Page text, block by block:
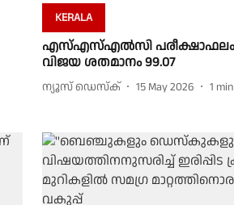
KERALA
എസ്എസ്എൽസി പരീക്ഷാഫലം
വിജയ ശതമാനം 99.07
ന്യൂസ് ഡെസ്ക് 15 May 2026 1